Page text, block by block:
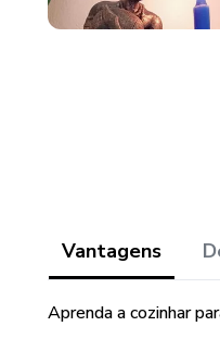
Vantagens
Aprenda a cozinhar